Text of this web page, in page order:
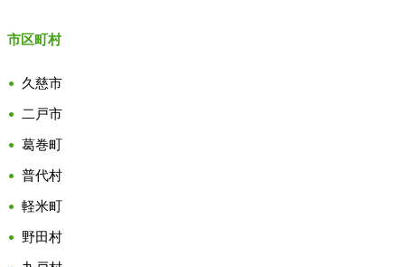
市区町村
久慈市
二戸市
葛巻町
普代村
軽米町
野田村